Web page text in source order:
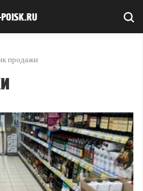
продажи